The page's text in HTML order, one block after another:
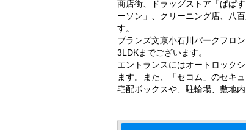
商店街、ドラッグストア「ぱぱ
ーソン」、クリーニング店、八
す。
ブランズ文京小石川パークフロ
3LDKまでございます。
エントランスにはオートロック
ます。また、「セコム」のセキ
宅配ボックスや、駐輪場、敷地